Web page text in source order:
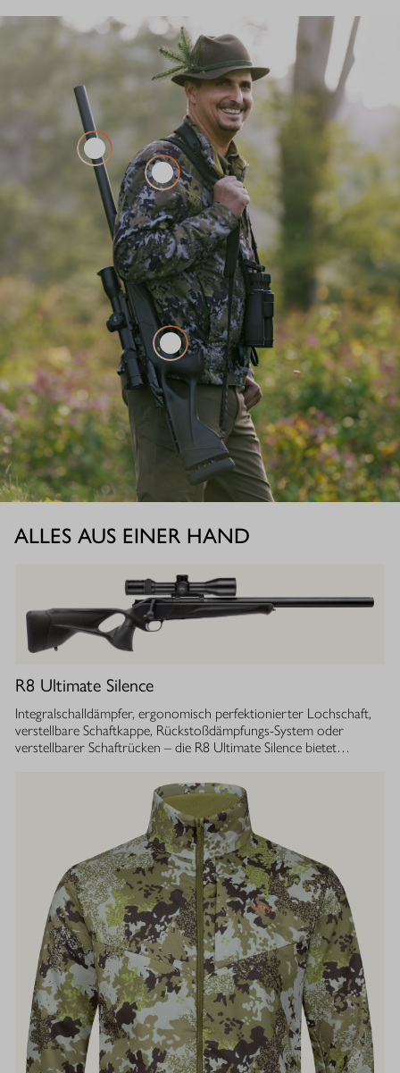
ALLES AUS EINER HAND
R8 Ultimate Silence
Integralschalldämpfer, ergonomisch perfektionierter Lochschaft,
verstellbare Schaftkappe, Rückstoßdämpfungs-System oder
verstellbarer Schaftrücken – die R8 Ultimate Silence bietet
auf die eigenen Bedürfnisse abstimmen und tragen aktiv zum
besseren Treffen bei. Gleichzeitig ist ihre Konstruktion ganzheitlich
auf den Schutz des Gehörs von Jäger und Hund abgestimmt.
Immer, bei jedem Schuss. Dafür sorgt der Blaser
Integralschalldämpfer. Dank gleichmäßig über den gesamten Lauf
verteilter Masse, bietet die R8 Ultimate Silence die erstklassige
Balance und Führigkeit, die jedes R8 Modell auszeichnet. Die ­
Außenkontur von Lauf- und Schalldämpfermantel ist in
stufenlosem Bull-Barrel-Design gestaltet, das ihr sowohl ein
geringes Gewicht als auch ein ausgesprochen attraktives
Gesamtbild verleiht.